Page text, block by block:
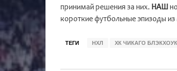
принимай решения за них. НАШ
короткие футбольные эпизоды из
ТЕГИ НХЛ ХК ЧИКАГО